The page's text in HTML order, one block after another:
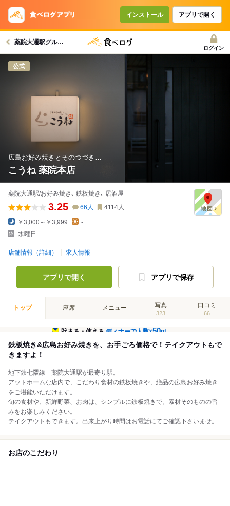
インストール アプリで開く
薬院大通駅グルメへ
ログイン
公式
広島お好み焼きとそのつづき…
こうね 薬院本店
薬院大通駅/お好み焼き､ 鉄板焼き､ 居酒屋
3.25 66 人 4114人
￥3,000～￥3,999
-
水曜日
店舗情報（詳細） 求人情報
アプリで開く アプリで保存
トップ 座席 メニュー 写真
323
口コミ
66
貯まる・使えるディナーで人数×50pt
鉄板焼き&広島お好み焼きを、お手ごろ価格で！テイクアウトもで
きますよ！
地下鉄七隈線 薬院大通駅が最寄り駅。
アットホームな店内で、こだわり食材の鉄板焼きや、絶品の広島お好み焼き
をご堪能いただけます。
旬の食材や、新鮮野菜、お肉は、シンプルに鉄板焼きで。素材そのものの旨
みをお楽しみください。
テイクアウトもできます。出来上がり時間はお電話にてご確認下さいませ。
お店のこだわり